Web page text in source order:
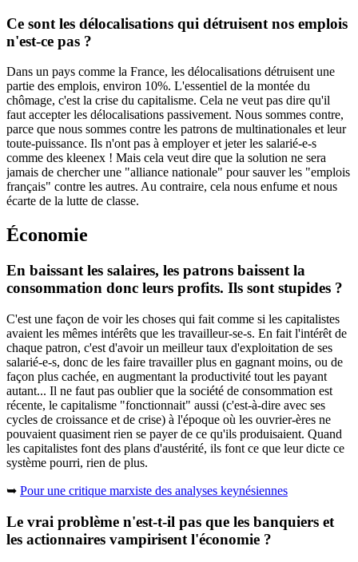
Ce sont les délocalisations qui détruisent nos emplois
n'est-ce pas ?
Dans un pays comme la France, les délocalisations détruisent une
partie des emplois, environ 10%. L'essentiel de la montée du
chômage, c'est la crise du capitalisme. Cela ne veut pas dire qu'il
faut accepter les délocalisations passivement. Nous sommes contre,
parce que nous sommes contre les patrons de multinationales et leur
toute-puissance. Ils n'ont pas à employer et jeter les salarié-e-s
comme des kleenex ! Mais cela veut dire que la solution ne sera
jamais de chercher une "alliance nationale" pour sauver les "emplois
français" contre les autres. Au contraire, cela nous enfume et nous
écarte de la lutte de classe.
Économie
En baissant les salaires, les patrons baissent la
consommation donc leurs profits. Ils sont stupides ?
C'est une façon de voir les choses qui fait comme si les capitalistes
avaient les mêmes intérêts que les travailleur-se-s. En fait l'intérêt de
chaque patron, c'est d'avoir un meilleur taux d'exploitation de ses
salarié-e-s, donc de les faire travailler plus en gagnant moins, ou de
façon plus cachée, en augmentant la productivité tout les payant
autant... Il ne faut pas oublier que la société de consommation est
récente, le capitalisme "fonctionnait" aussi (c'est-à-dire avec ses
cycles de croissance et de crise) à l'époque où les ouvrier-ères ne
pouvaient quasiment rien se payer de ce qu'ils produisaient. Quand
les capitalistes font des plans d'austérité, ils font ce que leur dicte ce
système pourri, rien de plus.
➥ Pour une critique marxiste des analyses keynésiennes
Le vrai problème n'est-t-il pas que les banquiers et
les actionnaires vampirisent l'économie ?